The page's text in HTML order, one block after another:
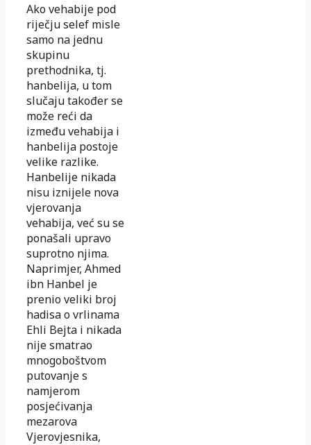
Ako vehabije pod
riječju selef misle
samo na jednu
skupinu
prethodnika, tj.
hanbelija, u tom
slučaju također se
može reći da
između vehabija i
hanbelija postoje
velike razlike.
Hanbelije nikada
nisu iznijele nova
vjerovanja
vehabija, već su se
ponašali upravo
suprotno njima.
Naprimjer, Ahmed
ibn Hanbel je
prenio veliki broj
hadisa o vrlinama
Ehli Bejta i nikada
nije smatrao
mnogoboštvom
putovanje s
namjerom
posjećivanja
mezarova
Vjerovjesnika,